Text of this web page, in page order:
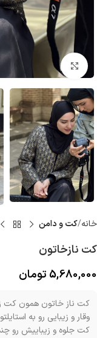
بزرگنمایی تصویر
خانه کت و دامن
کت نازخاتون
5,680,000 تومان
کت ناز خاتون همون کت
وقار و زیبایی رو به
کت جلوه و زیباییش رو